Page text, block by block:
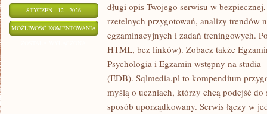
STYCZEŃ - 12 - 2026
MOŻLIWOŚĆ KOMENTOWANIA
ÓSMOKLASISTY
długi opis Twojego serwisu w
rzetelnych przygotowań, analizy trendów
egzaminacyjnych i zadań treningowych.
HTML, bez linków). Zobacz także
Psychologia i Egzamin wstępny na studia
(EDB). Sqlmedia.pl to kompendium
myślą o uczniach, którzy chcą podejść
sposób uporządkowany. Serwis łączy w